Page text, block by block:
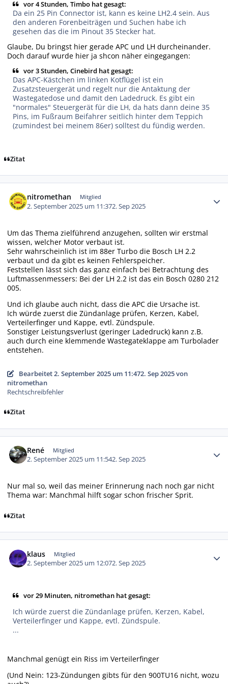
vor 4 Stunden, Timbo hat gesagt:
Da ein 25 Pin Connector ist, kann es keine LH2.4 sein. Aus
den anderen Forenbeiträgen und Suchen habe ich
gesehen das die im Pinout 35 Stecker hat.
Glaube, Du bringst hier gerade APC und LH durcheinander.
Doch darauf wurde hier ja shcon näher eingegangen:
vor 3 Stunden, Cinebird hat gesagt:
Das APC-Kästchen im linken Kotflügel ist ein
Zusatzsteuergerät und regelt nur die Antaktung der
Wastegatedose und damit den Ladedruck. Es gibt ein
"normales" Steuergerät für die LH, da hats dann deine 35
Pins, im Fußraum Beifahrer seitlich hinter dem Teppich
(zumindest bei meinem 86er) solltest du fündig werden.
Zitat
nitromethan Mitglied
2. September 2025 um 11:372. Sep 2025
Um das Thema zielführend anzugehen, sollten wir erstmal
wissen, welcher Motor verbaut ist.
Sehr wahrscheinlich ist im 88er Turbo die Bosch LH 2.2
verbaut und da gibt es keinen Fehlerspeicher.
Feststellen lässt sich das ganz einfach bei Betrachtung des
Luftmassenmessers: Bei der LH 2.2 ist das ein Bosch 0280 212
005.
Und ich glaube auch nicht, dass die APC die Ursache ist.
Ich würde zuerst die Zündanlage prüfen, Kerzen, Kabel,
Verteilerfinger und Kappe, evtl. Zündspule.
Sonstiger Leistungsverlust (geringer Ladedruck) kann z.B.
auch durch eine klemmende Wastegateklappe am Turbolader
entstehen.
Bearbeitet2. September 2025 um 11:472. Sep 2025von
nitromethan
Rechtschreibfehler
Zitat
René Mitglied
2. September 2025 um 11:542. Sep 2025
Nur mal so, weil das meiner Erinnerung nach noch gar nicht
Thema war: Manchmal hilft sogar schon frischer Sprit.
Zitat
klaus Mitglied
2. September 2025 um 12:072. Sep 2025
vor 29 Minuten, nitromethan hat gesagt:
Ich würde zuerst die Zündanlage prüfen, Kerzen, Kabel,
Verteilerfinger und Kappe, evtl. Zündspule.
...
Manchmal genügt ein Riss im Verteilerfinger
(Und Nein: 123-Zündungen gibts für den 900TU16 nicht, wozu